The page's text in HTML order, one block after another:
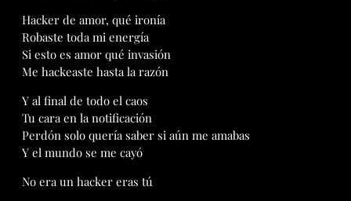
Hacker de amor, qué ironía
Robaste toda mi energía
Si esto es amor qué invasión
Me hackeaste hasta la razón
Y al final de todo el caos
Tu cara en la notificación
Perdón solo quería saber si aún me amabas
Y el mundo se me cayó
No era un hacker eras tú